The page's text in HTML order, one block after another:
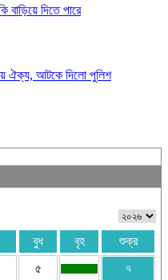
বুধ বৃহ
শুক্র
৫ ৭